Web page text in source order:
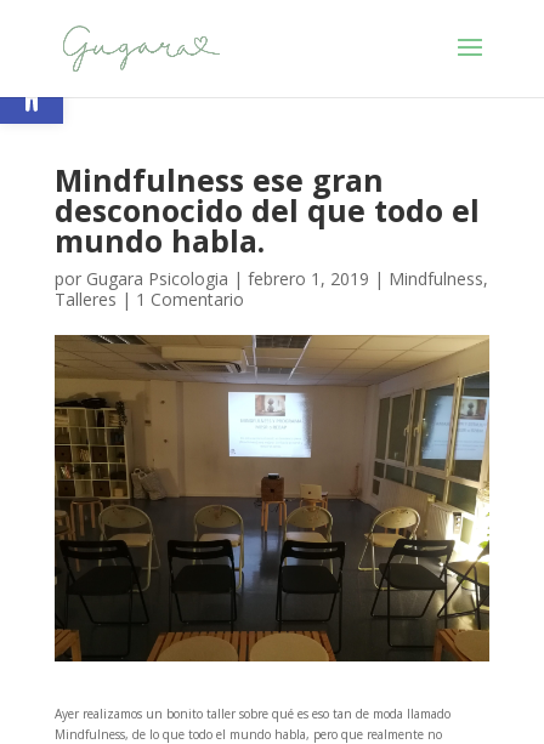
Abrir barra de herramientas
Mindfulness ese gran
desconocido del que todo el
mundo habla.
por Gugara Psicologia | febrero 1, 2019 | Mindfulness,
Talleres | 1 Comentario
Ayer realizamos un bonito taller sobre qué es eso tan de moda llamado
Mindfulness, de lo que todo el mundo habla, pero que realmente no